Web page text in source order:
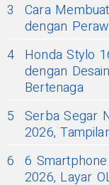
3
Cara
dengan
4 Honda Stylo
dengan
Bertenaga
5 Serba Segar
2026,
6 6
2026, Layar